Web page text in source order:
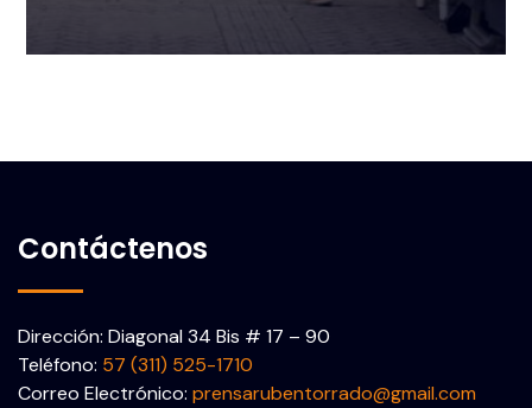
Contáctenos
Dirección: Diagonal 34 Bis # 17 – 90
Teléfono: 57 (311) 525-1710
Correo Electrónico: prensarubentorrado@gmail.com